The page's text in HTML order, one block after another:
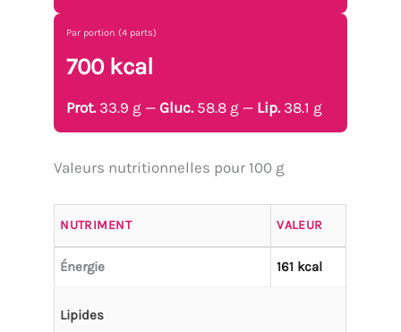
Par portion (4 parts)
700 kcal
Prot.33.9 g —Gluc.58.8 g — Lip.38.1 g
Valeurs nutritionnelles pour 100 g
NUTRIMENT VALEUR
Énergie 161 kcal
Lipides